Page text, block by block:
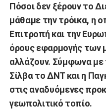
Πόσοι δεν ξέρουν το
μάθαμε την τρόικα, η
Επιτροπή και την
όρους εφαρμογής των
αλλάζουν. Σύμφωνα με
Σίλβα το ΔΝΤ και η
στις αναδυόμενες
γεωπολιτικό τοπίο.